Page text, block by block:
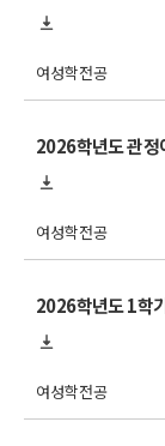
여성학전공
2026학년도 관정
여성학전공
2026학년도 1학
여성학전공